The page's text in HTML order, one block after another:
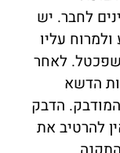
לחבר. יש
עליו
שפכטל. לאחר
הדשא
הדבק
20 דקות – אין להרטיב את